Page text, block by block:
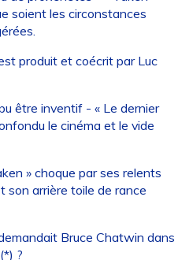
soient les circonstances
produit et coécrit par Luc
être inventif - « Le dernier
le cinéma et le vide
» choque par ses relents
son arrière toile de rance
Bruce Chatwin dans
?